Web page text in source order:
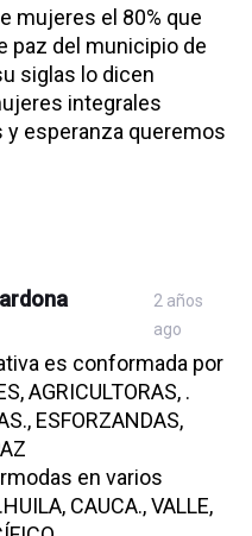
mujeres el 80% que
paz del municipio de
siglas lo dicen
integrales
esperanza queremos
2 años
ago
es conformada por
AGRICULTORAS, .
ESFORZANDAS,
en varios
CAUCA., VALLE,